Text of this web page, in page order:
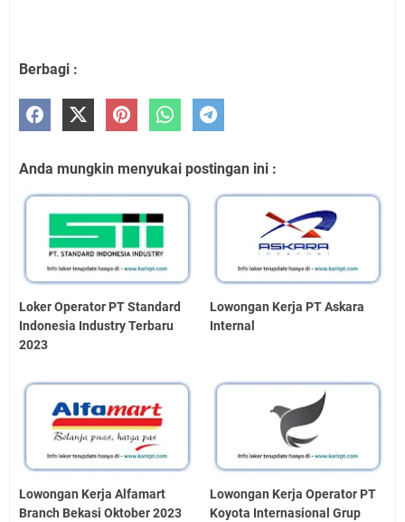
Berbagi :
Anda mungkin menyukai postingan ini :
Loker Operator PT Standard
Indonesia Industry Terbaru
2023
Lowongan Kerja PT Askara
Internal
Lowongan Kerja Alfamart
Branch Bekasi Oktober 2023
Lowongan Kerja Operator PT
Koyota Internasional Grup